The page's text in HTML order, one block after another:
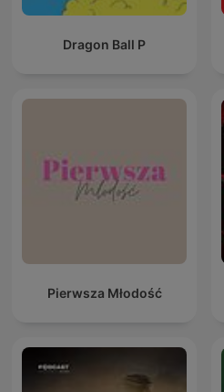
Dragon Ball P
Pierwsza Młodość